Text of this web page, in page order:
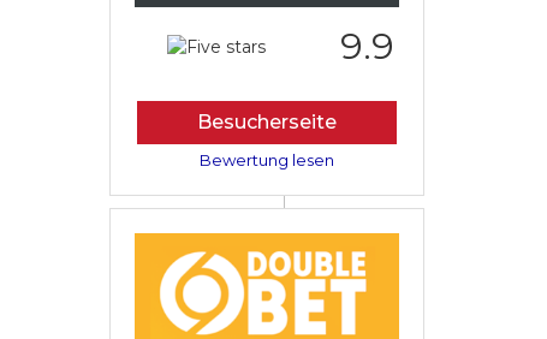
9.9
Besucherseite
Bewertung lesen